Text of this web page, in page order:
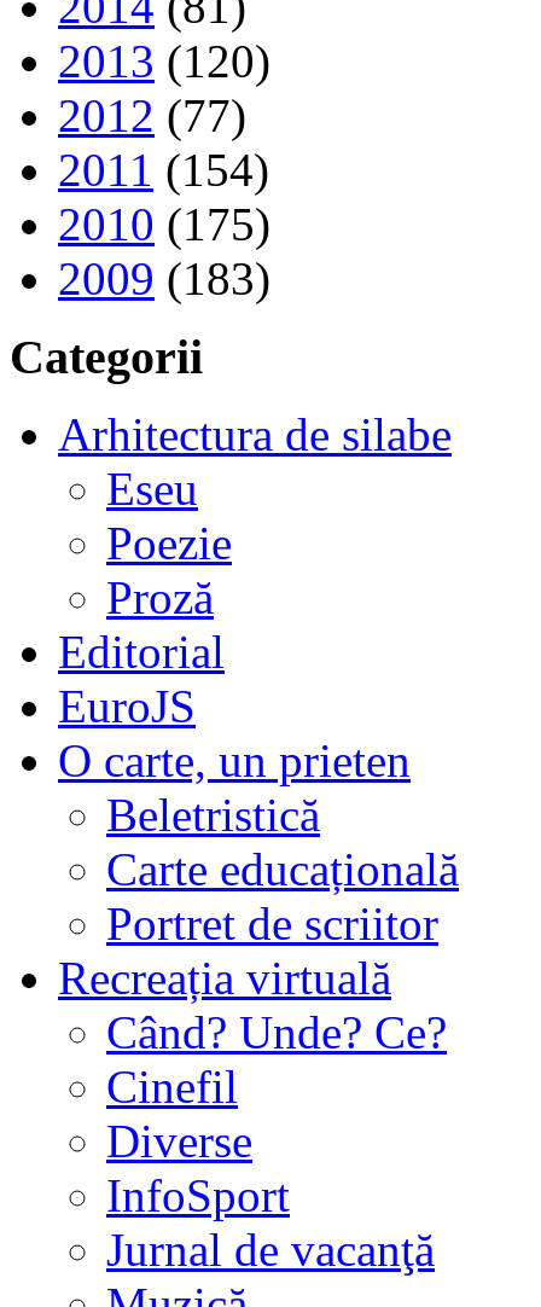
2013 (120)
2012 (77)
2011 (154)
2010 (175)
2009 (183)
Categorii
Arhitectura de silabe
Eseu
Poezie
Proză
Editorial
EuroJS
O carte, un prieten
Beletristică
Carte educațională
Portret de scriitor
Recreația virtuală
Când? Unde? Ce?
Cinefil
Diverse
InfoSport
Jurnal de vacanţă